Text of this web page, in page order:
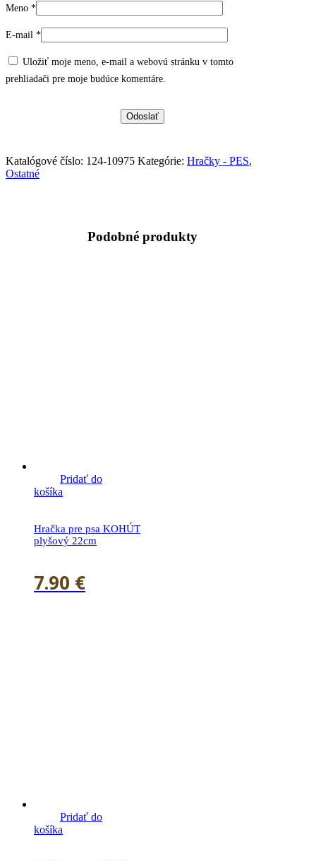
Meno *
E-mail *
Uložiť moje meno, e-mail a webovú stránku v tomto
prehliadači pre moje budúce komentáre.
Katalógové číslo: 124-10975 Kategórie: Hračky - PES,
Ostatné
Podobné produkty
Pridať do
košíka
Hračka pre psa KOHÚT
plyšový 22cm
7.90 €
Pridať do
košíka